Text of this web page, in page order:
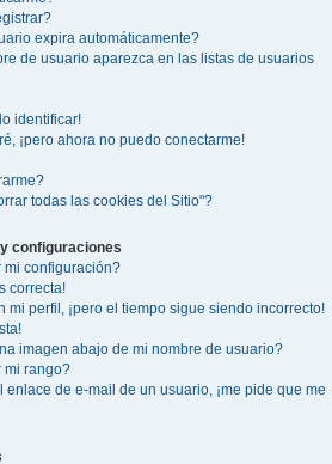
expira automáticamente?
de usuario aparezca en las listas de usuarios
identificar!
¡pero ahora no puedo conectarme!
todas las cookies del Sitio"?
configuraciones
mi configuración?
correcta!
mi perfil, ¡pero el tiempo sigue siendo incorrecto!
imagen abajo de mi nombre de usuario?
mi rango?
de e-mail de un usuario, ¡me pide que me